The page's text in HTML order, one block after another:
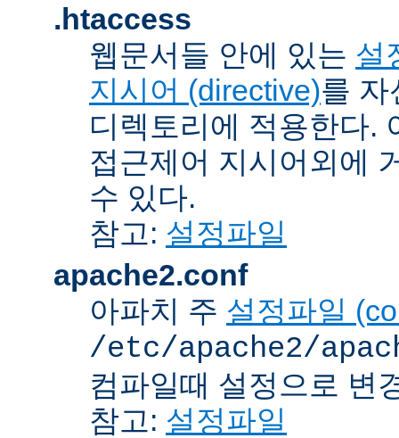
.htaccess
웹문서들 안에 있는 설
지시어 (directive)를 자
디렉토리에 적용한다.
접근제어 지시어외에
수 있다.
참고: 설정파일
apache2.conf
아파치 주 설정파일
/etc/apache2/
컴파일때 설정으로 변
참고: 설정파일